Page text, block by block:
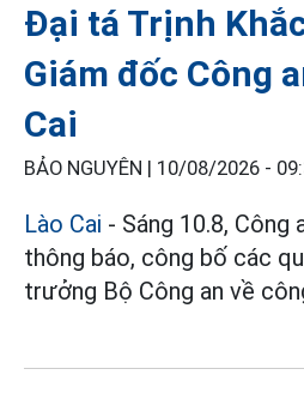
Đại tá Trịnh
Giám đốc Công
Cai
BẢO NGUYÊN | 10/08/2026 -
Lào Cai - Sáng 10.8,
thông báo, công bố các
trưởng Bộ Công an về